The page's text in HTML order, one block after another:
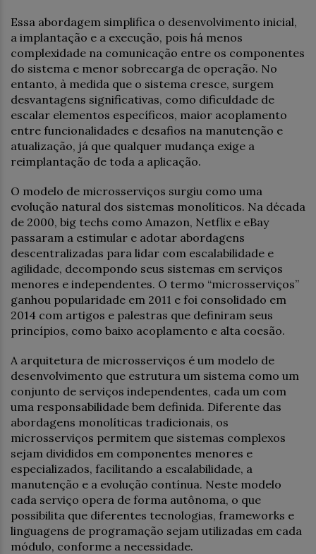
Essa abordagem simplifica o desenvolvimento inicial,
a implantação e a execução, pois há menos
complexidade na comunicação entre os componentes
do sistema e menor sobrecarga de operação. No
entanto, à medida que o sistema cresce, surgem
desvantagens significativas, como dificuldade de
escalar elementos específicos, maior acoplamento
entre funcionalidades e desafios na manutenção e
atualização, já que qualquer mudança exige a
reimplantação de toda a aplicação.
O modelo de microsserviços surgiu como uma
evolução natural dos sistemas monolíticos. Na década
de 2000, big techs como Amazon, Netflix e eBay
passaram a estimular e adotar abordagens
descentralizadas para lidar com escalabilidade e
agilidade, decompondo seus sistemas em serviços
menores e independentes. O termo “microsserviços”
ganhou popularidade em 2011 e foi consolidado em
2014 com artigos e palestras que definiram seus
princípios, como baixo acoplamento e alta coesão.
A arquitetura de microsserviços é um modelo de
desenvolvimento que estrutura um sistema como um
conjunto de serviços independentes, cada um com
uma responsabilidade bem definida. Diferente das
abordagens monolíticas tradicionais, os
microsserviços permitem que sistemas complexos
sejam divididos em componentes menores e
especializados, facilitando a escalabilidade, a
manutenção e a evolução contínua. Neste modelo
cada serviço opera de forma autônoma, o que
possibilita que diferentes tecnologias, frameworks e
linguagens de programação sejam utilizadas em cada
módulo, conforme a necessidade.